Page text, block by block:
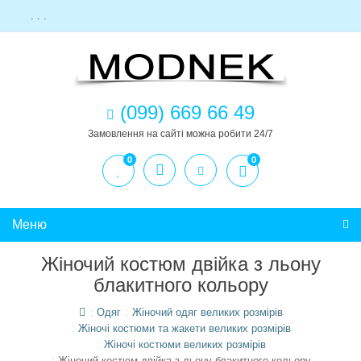
. . .
(099) 669 66 49
Замовлення на сайті можна робити 24/7
0 0
Меню
Жіночий костюм двійка з льону
блакитного кольору
Одяг
Жіночий одяг великих розмірів
Жіночі костюми та жакети великих розмірів
Жіночі костюми великих розмірів